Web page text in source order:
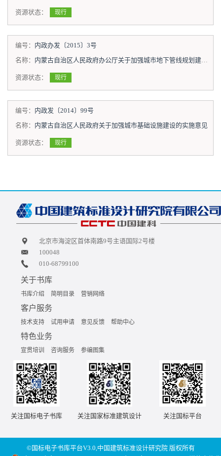
资源状态： 现行
编号： 内政办发〔2015〕3号
名称： 内蒙古自治区人民政府办公厅关于加强城市地下管线规划建设管理的实施意见
资源状态： 现行
编号： 内政发〔2014〕99号
名称： 内蒙古自治区人民政府关于加强城市基础设施建设的实施意见
资源状态： 现行
北京市海淀区首体南路9号主语国际2号楼
100048
010-68799100
关于书库
书库介绍 简明目录 营销网络
客户服务
技术支持 试用申请 意见反馈 帮助中心
特色业务
宣贯培训 咨询服务 参编图集
关注国标电子书库 关注国家标准建筑设计 关注国标平台
©国标电子书库平台V3.0,中国建筑标准设计研究院 版权所有